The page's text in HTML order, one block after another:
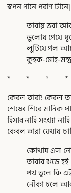
স্বপন পানে পরাণ টানে|
তারায় ভরা
ভুলোয় পেয়ে
লুটিয়ে পল
কুহক-মোহ-
* * * *
কেবল তারা! কেবল
শেষের শিরে মানিক
হিসাব নাহি সংখ্যা নাহি
কেবল তারা যেথায়
কোথায় এল
তারার ঝড়ে হই
পথ ভুলে কি
নৌকা চলে